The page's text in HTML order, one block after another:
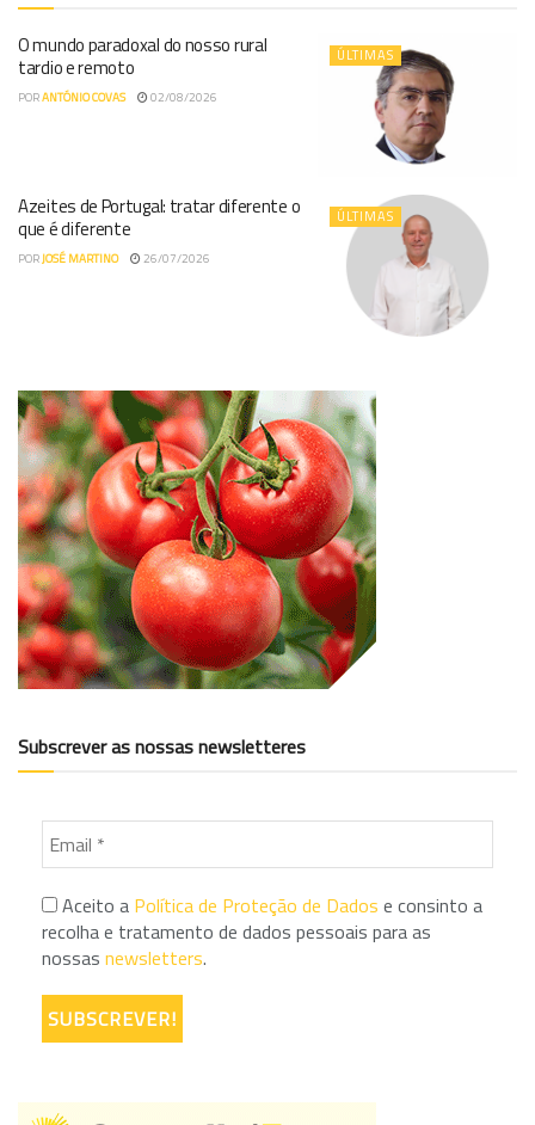
ÚLTIMAS
O mundo paradoxal do nosso rural
tardio e remoto
PORANTÓNIO COVAS 02/08/2026
ÚLTIMAS
Azeites de Portugal: tratar diferente o
que é diferente
PORJOSÉ MARTINO 26/07/2026
Subscrever as nossas newsletteres
Aceito a Política de Proteção de Dados e consinto a
recolha e tratamento de dados pessoais para as
nossas newsletters.